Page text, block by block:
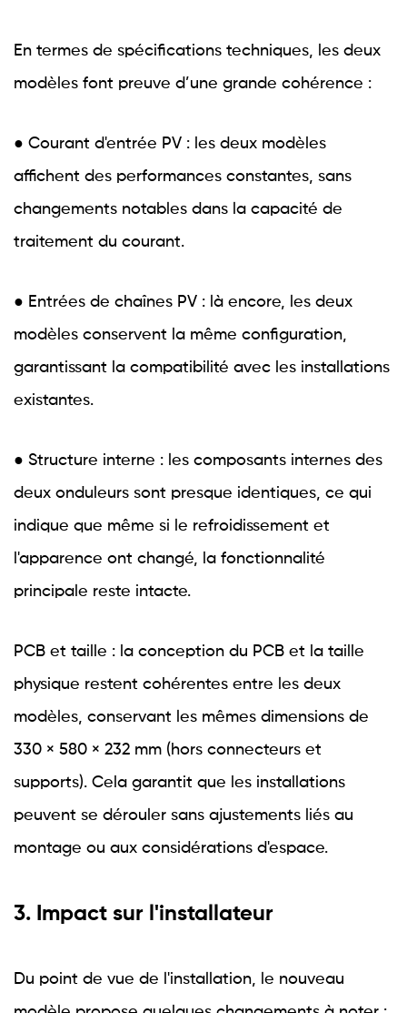
En termes de spécifications techniques, les deux
modèles font preuve d’une grande cohérence :
● Courant d'entrée PV : les deux modèles
affichent des performances constantes, sans
changements notables dans la capacité de
traitement du courant.
● Entrées de chaînes PV : là encore, les deux
modèles conservent la même configuration,
garantissant la compatibilité avec les installations
existantes.
● Structure interne : les composants internes des
deux onduleurs sont presque identiques, ce qui
indique que même si le refroidissement et
l'apparence ont changé, la fonctionnalité
principale reste intacte.
PCB et taille : la conception du PCB et la taille
physique restent cohérentes entre les deux
modèles, conservant les mêmes dimensions de
330 × 580 × 232 mm (hors connecteurs et
supports). Cela garantit que les installations
peuvent se dérouler sans ajustements liés au
montage ou aux considérations d'espace.
3. Impact sur l'installateur
Du point de vue de l'installation, le nouveau